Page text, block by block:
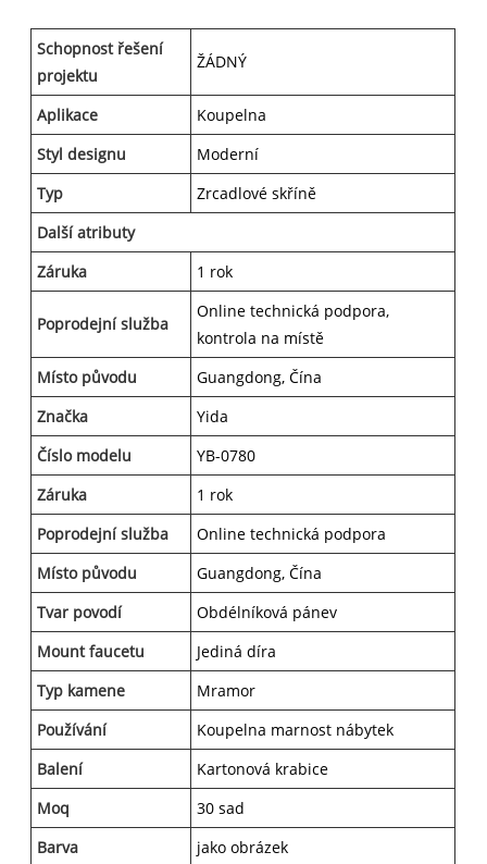
Schopnost řešení
projektu
ŽÁDNÝ
Aplikace
Koupelna
Styl designu
Moderní
Typ
Zrcadlové skříně
Další atributy
Záruka
1 rok
Poprodejní služba
Online technická podpora,
kontrola na místě
Místo původu
Guangdong, Čína
Značka
Yida
Číslo modelu
YB-0780
Záruka
1 rok
Poprodejní služba
Online technická podpora
Místo původu
Guangdong, Čína
Tvar povodí
Obdélníková pánev
Mount faucetu
Jediná díra
Typ kamene
Mramor
Používání
Koupelna marnost nábytek
Balení
Kartonová krabice
Moq
30 sad
Barva
jako obrázek